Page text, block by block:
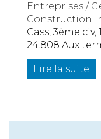
Entreprises /
Construction
Cass, 3ème
24.808 Aux
Lire la suite